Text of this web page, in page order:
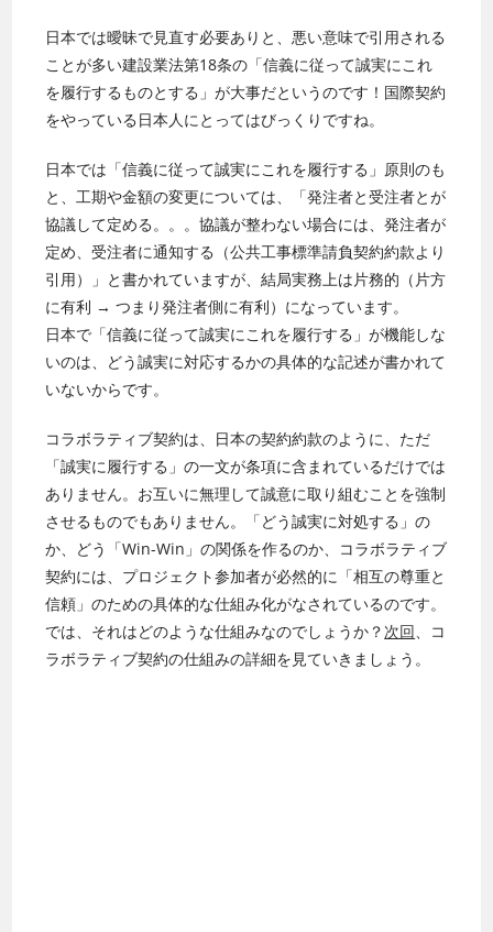
日本では曖昧で見直す必要ありと、悪い意味で引用される
ことが多い建設業法第18条の「信義に従って誠実にこれ
を履行するものとする」が大事だというのです！国際契約
をやっている日本人にとってはびっくりですね。
日本では「信義に従って誠実にこれを履行する」原則のも
と、工期や金額の変更については、「発注者と受注者とが
協議して定める。。。協議が整わない場合には、発注者が
定め、受注者に通知する（公共工事標準請負契約約款より
引用）」と書かれていますが、結局実務上は片務的（片方
に有利 → つまり発注者側に有利）になっています。
日本で「信義に従って誠実にこれを履行する」が機能しな
いのは、どう誠実に対応するかの具体的な記述が書かれて
いないからです。
コラボラティブ契約は、日本の契約約款のように、ただ
「誠実に履行する」の一文が条項に含まれているだけでは
ありません。お互いに無理して誠意に取り組むことを強制
させるものでもありません。「どう誠実に対処する」の
か、どう「Win-Win」の関係を作るのか、コラボラティブ
契約には、プロジェクト参加者が必然的に「相互の尊重と
信頼」のための具体的な仕組み化がなされているのです。
では、それはどのような仕組みなのでしょうか？ 次回 、コ
ラボラティブ契約の仕組みの詳細を見ていきましょう。